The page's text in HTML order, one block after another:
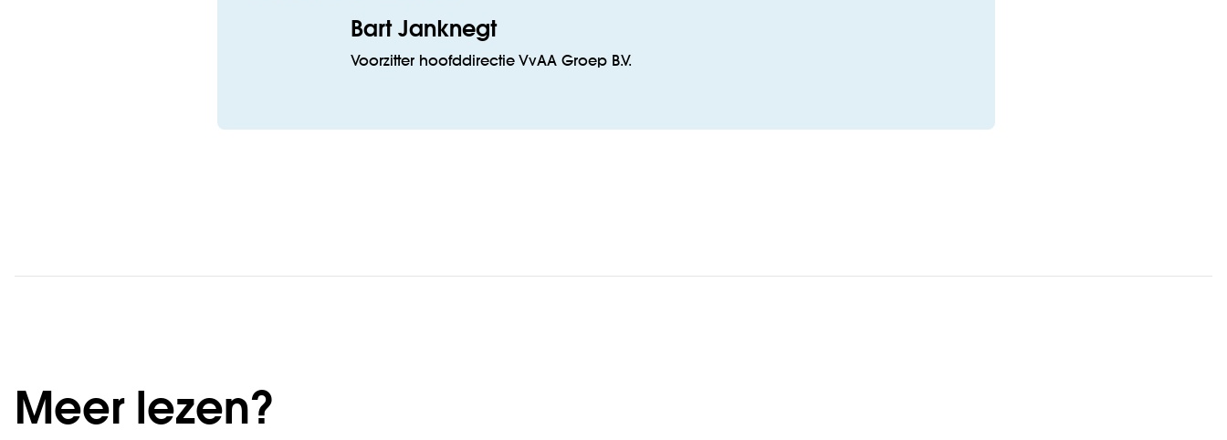
Bart Janknegt
Voorzitter hoofddirectie VvAA Groep B.V.
Meer lezen?